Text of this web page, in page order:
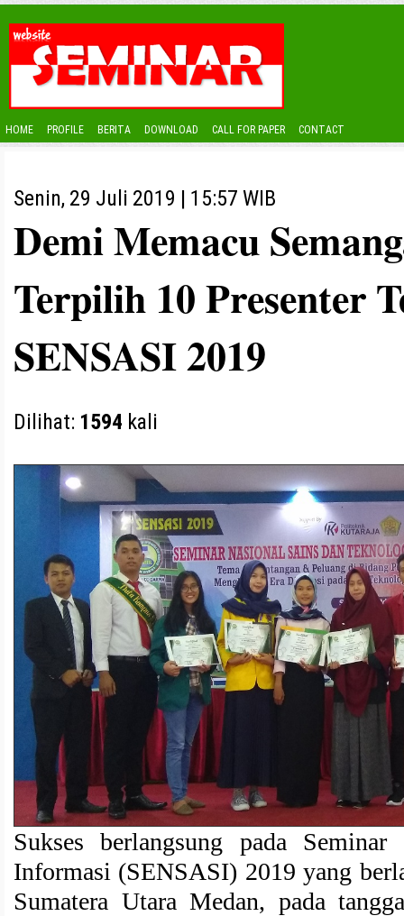
HOME PROFILE BERITA DOWNLOAD CALL FOR PAPER CONTACT
Senin, 29 Juli 2019 | 15:57 WIB
Demi Memacu
Terpilih 10 Presenter
SENSASI 2019
Dilihat: 1594 kali
Sukses berlangsung pada
Informasi (SENSASI) 2019 yang
Sumatera Utara Medan, pada